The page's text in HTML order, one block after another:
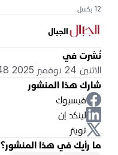
12 بكسل
الجبال
نُشرت في
الاثنين 24 نوفمبر 2025 12:48 م
شارك هذا المنشور
فيسبوك
لينكد إن
تويتر
ما رأيك في هذا المنشور؟